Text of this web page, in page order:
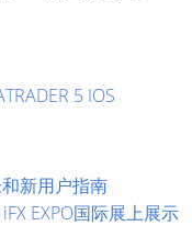
5 IOS
新用户指南
EXPO国际展上展示